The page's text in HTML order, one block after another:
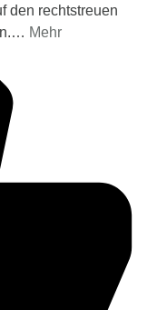
den rechtstreuen
… Mehr